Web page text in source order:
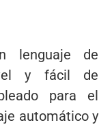
lenguaje de
y fácil de
para el
automático y